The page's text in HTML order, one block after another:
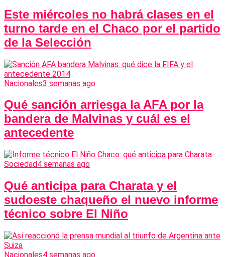
Este miércoles no habrá clases en el
turno tarde en el Chaco por el partido
de la Selección
Nacionales3 semanas ago
Qué sanción arriesga la AFA por la
bandera de Malvinas y cuál es el
antecedente
Sociedad4 semanas ago
Qué anticipa para Charata y el
sudoeste chaqueño el nuevo informe
técnico sobre El Niño
Nacionales4 semanas ago